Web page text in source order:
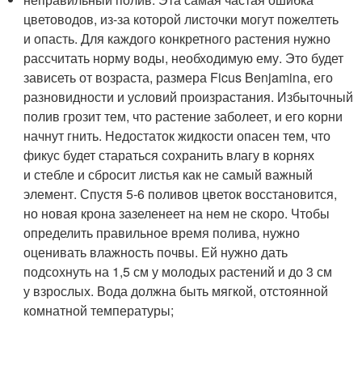
цветоводов, из-за которой листочки могут пожелтеть
и опасть. Для каждого конкретного растения нужно
рассчитать норму воды, необходимую ему. Это будет
зависеть от возраста, размера Ficus Benjamina, его
разновидности и условий произрастания. Избыточный
полив грозит тем, что растение заболеет, и его корни
начнут гнить. Недостаток жидкости опасен тем, что
фикус будет стараться сохранить влагу в корнях
и стебле и сбросит листья как не самый важный
элемент. Спустя 5-6 поливов цветок восстановится,
но новая крона зазеленеет на нем не скоро. Чтобы
определить правильное время полива, нужно
оценивать влажность почвы. Ей нужно дать
подсохнуть на 1,5 см у молодых растений и до 3 см
у взрослых. Вода должна быть мягкой, отстоянной
комнатной температуры;